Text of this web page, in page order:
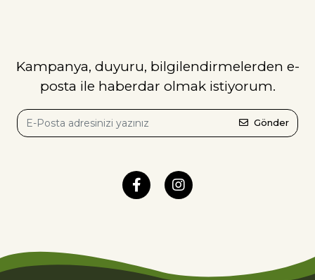
Kampanya, duyuru, bilgilendirmelerden e-
posta ile haberdar olmak istiyorum.
Gönder